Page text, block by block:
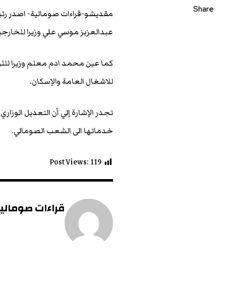
مقديشو-قراءات صومالية- اصدر
عبدالعزبز موسي علي وزيرا
كما عين محمد ادم معلم وزيرا
للاشغال العامة والإسكان.
تجدر الإشارة إلي أن التعديل
خدماتها الى الشعب الصومالي.
Post Views: 119
قراءات
Share